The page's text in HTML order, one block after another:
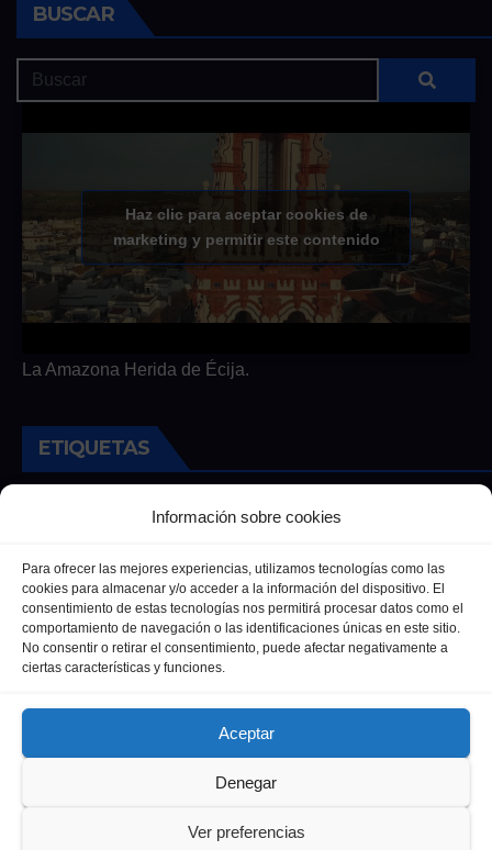
Información sobre cookies
Para ofrecer las mejores experiencias, utilizamos tecnologías como las
cookies para almacenar y/o acceder a la información del dispositivo. El
consentimiento de estas tecnologías nos permitirá procesar datos como el
comportamiento de navegación o las identificaciones únicas en este sitio.
No consentir o retirar el consentimiento, puede afectar negativamente a
ciertas características y funciones.
Aceptar
Denegar
Ver preferencias
BUSCAR
Haz clic para aceptar cookies de
marketing y permitir este contenido
La Amazona Herida de Écija.
ETIQUETAS
Andalucía Cultura Deportes